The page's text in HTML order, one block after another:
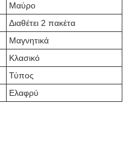
Μαύρο
Διαθέτει 2 πακέτα
Μαγνητικά
Κλασικό
Τύπος
Ελαφρύ